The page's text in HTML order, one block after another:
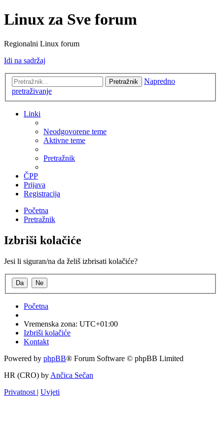
Linux za Sve forum
Regionalni Linux forum
Idi na sadržaj
Pretražnik
Napredno
pretraživanje
Linki
Neodgovorene teme
Aktivne teme
Pretražnik
ČPP
Prijava
Registracija
Početna
Pretražnik
Izbriši kolačiće
Jesi li siguran/na da želiš izbrisati kolačiće?
Početna
Vremenska zona: UTC+01:00
Izbriši kolačiće
Kontakt
Powered by phpBB® Forum Software © phpBB Limited
HR (CRO) by Ančica Sečan
Privatnost | Uvjeti